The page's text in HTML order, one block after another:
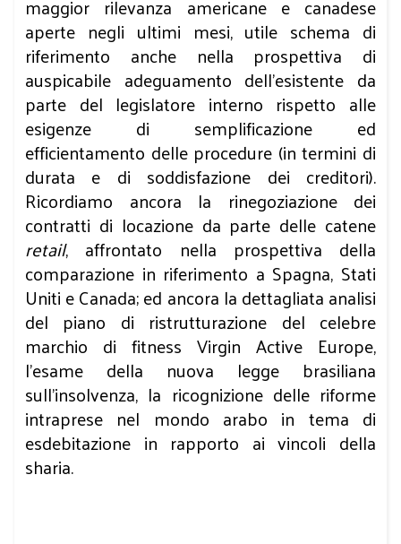
maggior rilevanza americane e canadese
aperte negli ultimi mesi, utile schema di
riferimento anche nella prospettiva di
auspicabile adeguamento dell'esistente da
parte del legislatore interno rispetto alle
esigenze di semplificazione ed
efficientamento delle procedure (in termini di
durata e di soddisfazione dei creditori).
Ricordiamo ancora la rinegoziazione dei
contratti di locazione da parte delle catene
retail, affrontato nella prospettiva della
comparazione in riferimento a Spagna, Stati
Uniti e Canada; ed ancora la dettagliata analisi
del piano di ristrutturazione del celebre
marchio di fitness Virgin Active Europe,
l'esame della nuova legge brasiliana
sull'insolvenza, la ricognizione delle riforme
intraprese nel mondo arabo in tema di
esdebitazione in rapporto ai vincoli della
sharia.